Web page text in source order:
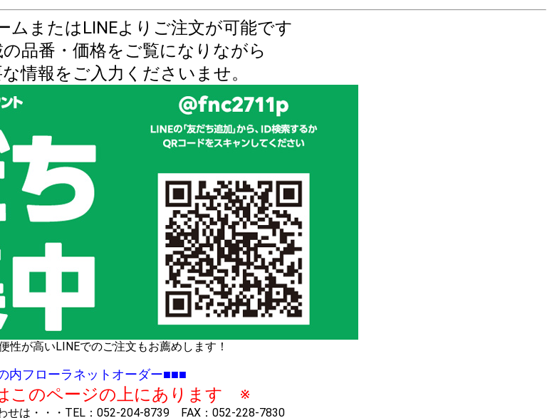
ムまたはLINEよりご注文が可能です
品番・価格をご覧になりながら
情報をご入力くださいませ。
性が高いLINEでのご注文もお薦めします！
内フローラネットオーダー■■■
このページの上にあります ※
せは・・・TEL：052-204-8739 FAX：052-228-7830